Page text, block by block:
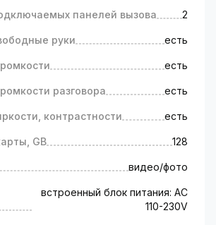
меню, которое
с камеры вызывной панели
времени
архивы фото и видео
вызова и настраивать
управляет системой при
кнопок.
панелей вызова 2
руки есть
есть
разговора есть
контрастности есть
GB 128
видео/фото
встроенный блок питания: AC
110-230V